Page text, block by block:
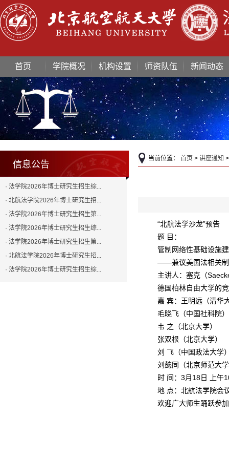
首页 学院概况 机构设置 师资队伍 新闻动态
信息公告
· 法学院2026年博士研究生招生综...
· 北航法学院2026年博士研究生招...
· 法学院2026年博士研究生招生第...
· 法学院2026年博士研究生招生综...
· 法学院2026年博士研究生招生第...
· 北航法学院2026年博士研究生招...
· 法学院2026年博士研究生招生综...
当前位置： 首页 > 讲座通知
“北航法学沙龙”预告
题 目：
管制网络性基础设施
——兼议美国法相关
主讲人：塞克（
德国柏林自由大学的
嘉 宾：王明远（清华
毛晓飞（中国社科院）
韦 之（北京大学）
张双根（北京大学）
刘 飞（中国政法大学
刘懿同（北京师范大
时 间：3月18日 上午
地 点：北航法学院会
欢迎广大师生踊跃参